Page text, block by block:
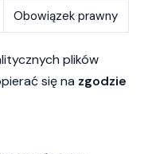
Obowiązek prawny
plików
się na zgodzie